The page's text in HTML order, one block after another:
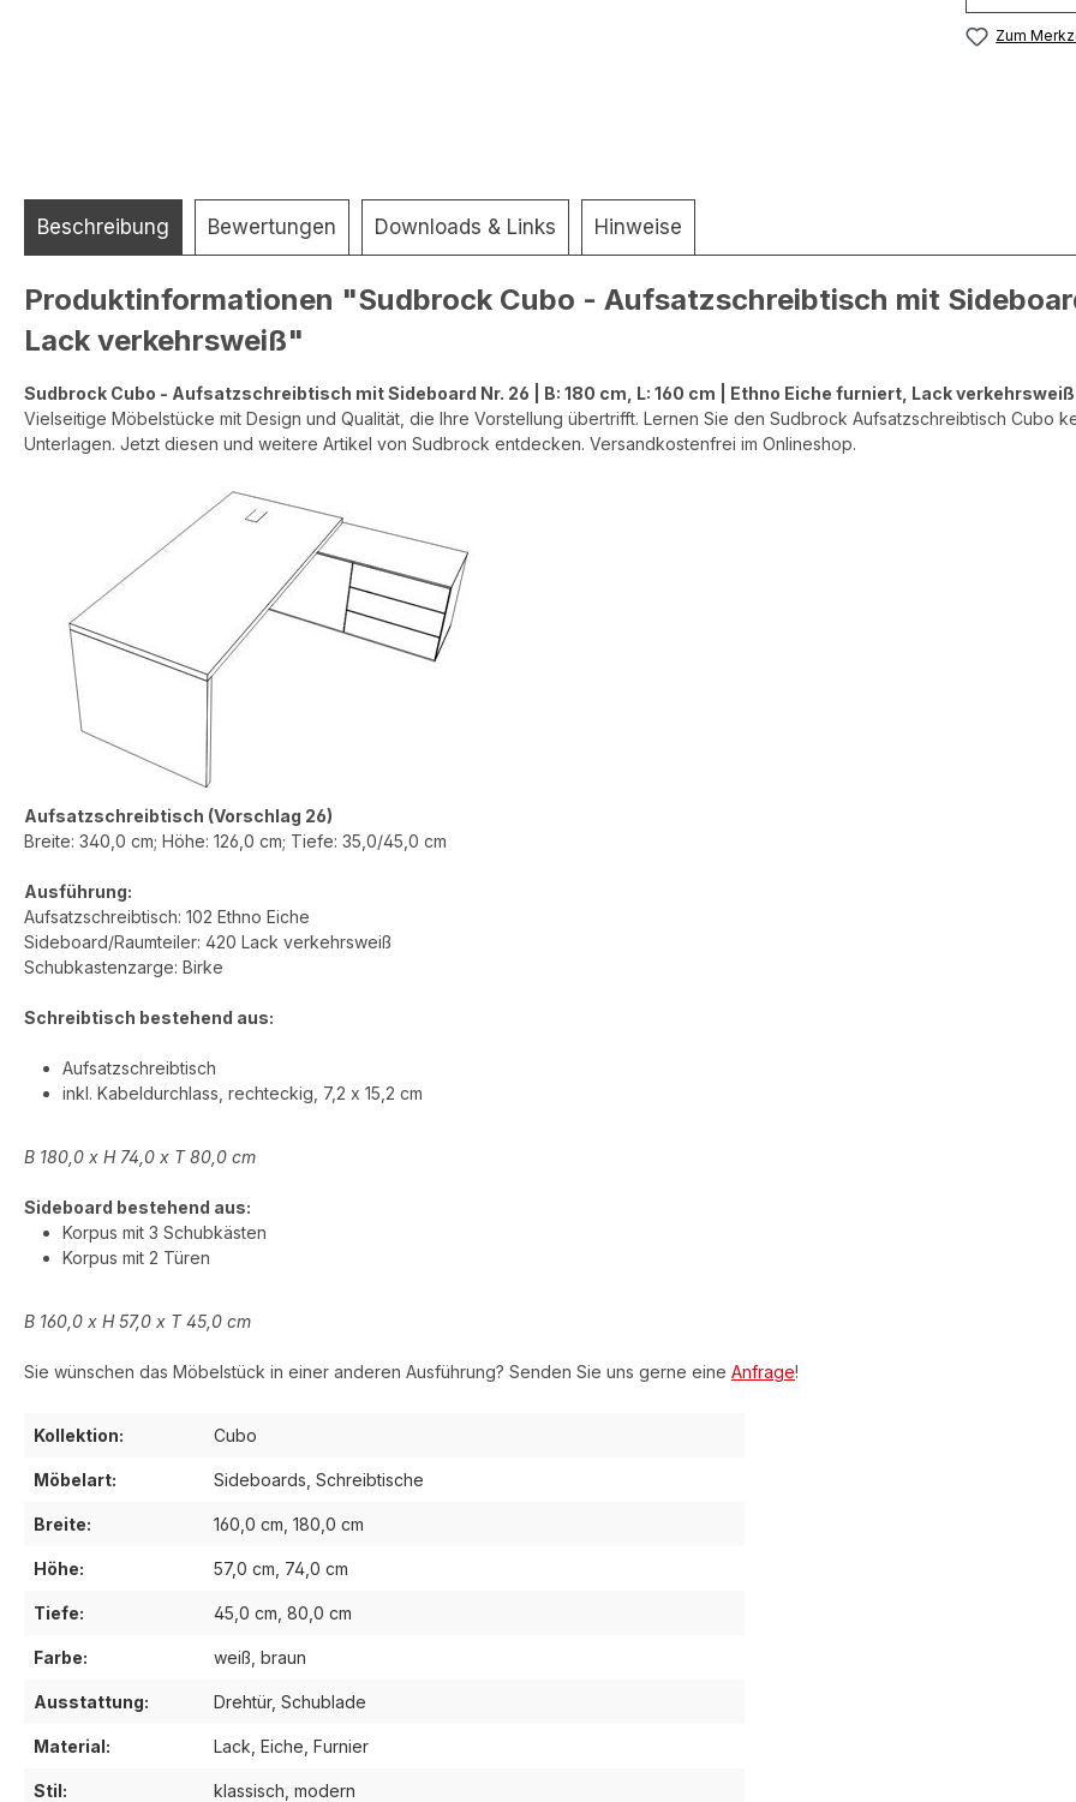
Zum
Beschreibung Bewertungen Downloads & Links Hinweise
Produktinformationen "Sudbrock Cubo - Aufsatzschreibtisch mit
Lack verkehrsweiß"
Sudbrock Cubo - Aufsatzschreibtisch mit Sideboard Nr. 26 | B: 180 cm, L: 160 cm | Ethno Eiche furniert, Lack
Vielseitige Möbelstücke mit Design und Qualität, die Ihre Vorstellung übertrifft. Lernen Sie den Sudbrock Aufsatzschreibtisch Cubo
Unterlagen. Jetzt diesen und weitere Artikel von Sudbrock entdecken. Versandkostenfrei im Onlineshop.
Aufsatzschreibtisch (Vorschlag 26)
Breite: 340,0 cm; Höhe: 126,0 cm; Tiefe: 35,0/45,0 cm
Ausführung:
Aufsatzschreibtisch: 102 Ethno Eiche
Sideboard/Raumteiler: 420 Lack verkehrsweiß
Schubkastenzarge: Birke
Schreibtisch bestehend aus:
Aufsatzschreibtisch
inkl. Kabeldurchlass, rechteckig, 7,2 x 15,2 cm
B 180,0 x H 74,0 x T 80,0 cm
Sideboard bestehend aus:
Korpus mit 3 Schubkästen
Korpus mit 2 Türen
B 160,0 x H 57,0 x T 45,0 cm
Sie wünschen das Möbelstück in einer anderen Ausführung? Senden Sie uns gerne eine Anfrage!
Kollektion: Cubo
Möbelart: Sideboards, Schreibtische
Breite: 160,0 cm, 180,0 cm
Höhe: 57,0 cm, 74,0 cm
Tiefe: 45,0 cm, 80,0 cm
Farbe: weiß, braun
Ausstattung: Drehtür, Schublade
Material: Lack, Eiche, Furnier
Stil: klassisch, modern